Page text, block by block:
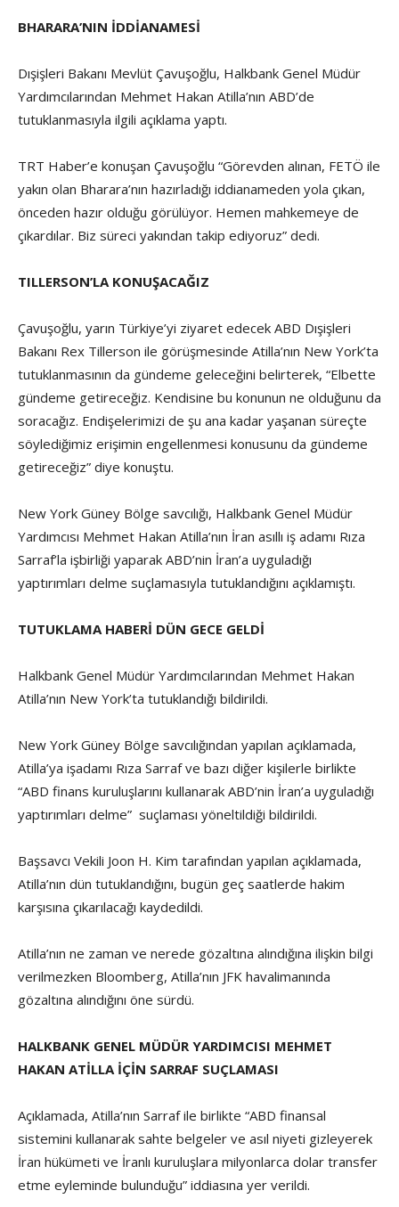
BHARARA’NIN İDDİANAMESİ
Dışişleri Bakanı Mevlüt Çavuşoğlu, Halkbank Genel Müdür
Yardımcılarından Mehmet Hakan Atilla’nın ABD’de
tutuklanmasıyla ilgili açıklama yaptı.
TRT Haber’e konuşan Çavuşoğlu “Görevden alınan, FETÖ ile
yakın olan Bharara’nın hazırladığı iddianameden yola çıkan,
önceden hazır olduğu görülüyor. Hemen mahkemeye de
çıkardılar. Biz süreci yakından takip ediyoruz” dedi.
TILLERSON’LA KONUŞACAĞIZ
Çavuşoğlu, yarın Türkiye’yi ziyaret edecek ABD Dışişleri
Bakanı Rex Tillerson ile görüşmesinde Atilla’nın New York’ta
tutuklanmasının da gündeme geleceğini belirterek, “Elbette
gündeme getireceğiz. Kendisine bu konunun ne olduğunu da
soracağız. Endişelerimizi de şu ana kadar yaşanan süreçte
söylediğimiz erişimin engellenmesi konusunu da gündeme
getireceğiz” diye konuştu.
New York Güney Bölge savcılığı, Halkbank Genel Müdür
Yardımcısı Mehmet Hakan Atilla’nın İran asıllı iş adamı Rıza
Sarraf’la işbirliği yaparak ABD’nin İran’a uyguladığı
yaptırımları delme suçlamasıyla tutuklandığını açıklamıştı.
TUTUKLAMA HABERİ DÜN GECE GELDİ
Halkbank Genel Müdür Yardımcılarından Mehmet Hakan
Atilla’nın New York’ta tutuklandığı bildirildi.
New York Güney Bölge savcılığından yapılan açıklamada,
Atilla’ya işadamı Rıza Sarraf ve bazı diğer kişilerle birlikte
“ABD finans kuruluşlarını kullanarak ABD’nin İran’a uyguladığı
yaptırımları delme” suçlaması yöneltildiği bildirildi.
Başsavcı Vekili Joon H. Kim tarafından yapılan açıklamada,
Atilla’nın dün tutuklandığını, bugün geç saatlerde hakim
karşısına çıkarılacağı kaydedildi.
Atilla’nın ne zaman ve nerede gözaltına alındığına ilişkin bilgi
verilmezken Bloomberg, Atilla’nın JFK havalimanında
gözaltına alındığını öne sürdü.
HALKBANK GENEL MÜDÜR YARDIMCISI MEHMET
HAKAN ATİLLA İÇİN SARRAF SUÇLAMASI
Açıklamada, Atilla’nın Sarraf ile birlikte “ABD finansal
sistemini kullanarak sahte belgeler ve asıl niyeti gizleyerek
İran hükümeti ve İranlı kuruluşlara milyonlarca dolar transfer
etme eyleminde bulunduğu” iddiasına yer verildi.